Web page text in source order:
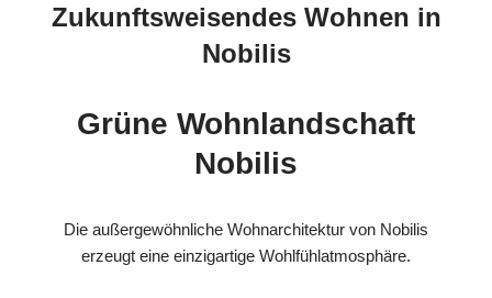
Zukunftsweisendes Wohnen in
Nobilis
Grüne Wohnlandschaft
Nobilis
Die außergewöhnliche Wohnarchitektur von Nobilis
erzeugt eine einzigartige Wohlfühlatmosphäre.